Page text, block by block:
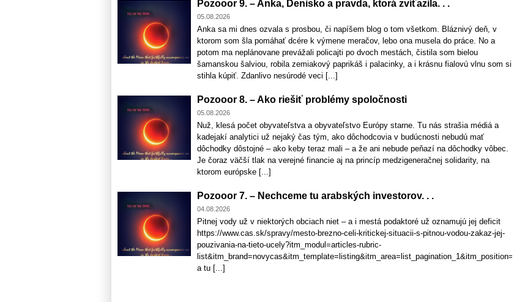
Pozooor 9. – Anka, Denisko a pravda, ktorá zvíťazila. . .
05.08.2026
Anka sa mi dnes ozvala s prosbou, či napíšem blog o tom všetkom. Bláznivý deň, v
ktorom som šla pomáhať dcére k výmene meračov, lebo ona musela do práce. No a
potom ma neplánovane prevážali policajti po dvoch mestách, čistila som bielou
šamanskou šalviou, robila zemiakový paprikáš i palacinky, a i krásnu fialovú vlnu som si
stihla kúpiť. Zdanlivo nesúrodé veci [...]
Pozooor 8. – Ako riešiť problémy spoločnosti
05.08.2026
Nuž, klesá počet obyvateľstva a obyvateľstvo Európy starne. Tu nás strašia médiá a
kadejakí analytici už nejaký čas tým, ako dôchodcovia v budúcnosti nebudú mať
dôchodky dôstojné – ako keby teraz mali – a že ani nebude peňazí na dôchodky vôbec.
Je čoraz väčší tlak na verejné financie aj na princíp medzigeneračnej solidarity, na
ktorom európske [...]
Pozooor 7. – Nechceme tu arabských investorov. . .
04.08.2026
Pitnej vody už v niektorých obciach niet – a i mestá podaktoré už oznamujú jej deficit
https://www.cas.sk/spravy/mesto-brezno-celi-kritickej-situacii-s-pitnou-vodou-zakaz-jej-
pouzivania-na-tieto-ucely?itm_modul=articles-rubric-
list&itm_brand=novycas&itm_template=listing&itm_area=list_pagination_1&itm_position=6
a tu [...]